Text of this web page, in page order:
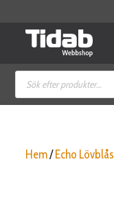
Produktsökning
Hem/ Echo Lövblås